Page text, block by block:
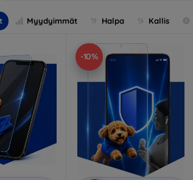
Myydyimmät Halpa Kallis
-10%